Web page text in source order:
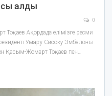
алды
0
Ақордада елімізге ресми
Умару Сисоку Эмбалоны
Қасым-Жомарт Тоқаев пен…